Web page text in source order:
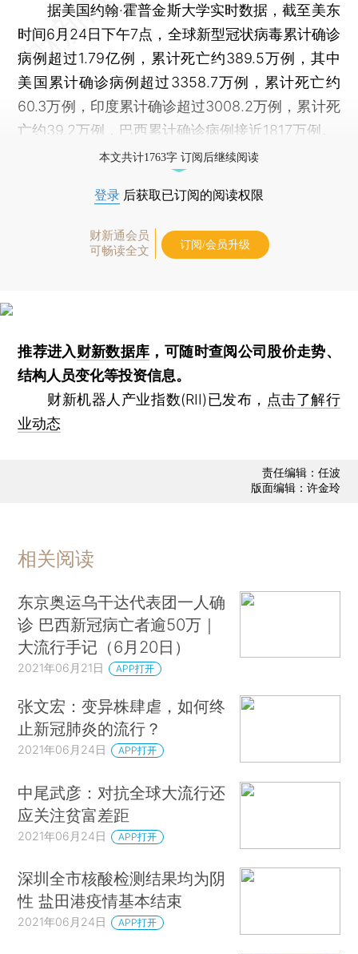
据美国约翰·霍普金斯大学实时数据，截至美东
时间6月24日下午7点，全球新型冠状病毒累计确诊
病例超过1.79亿例，累计死亡约389.5万例，其中
美国累计确诊病例超过3358.7万例，累计死亡约
60.3万例，印度累计确诊超过3008.2万例，累计死
亡约39.2万例，巴西累计确诊病例接近1817万例。
本文共计1763字 订阅后继续阅读
登录 后获取已订阅的阅读权限
财新通会员
可畅读全文
订阅/会员升级
推荐进入财新数据库 ，可随时查阅公司股价走势、
结构人员变化等投资信息。
财新机器人产业指数(RII)已发布， 点击了解行
业动态
责任编辑：任波
版面编辑：许金玲
相关阅读
东京奥运乌干达代表团一人确
诊 巴西新冠病亡者逾50万｜
大流行手记（6月20日）
2021年06月21日 APP打开
张文宏：变异株肆虐，如何终
止新冠肺炎的流行？
2021年06月24日 APP打开
中尾武彦：对抗全球大流行还
应关注贫富差距
2021年06月24日 APP打开
深圳全市核酸检测结果均为阴
性 盐田港疫情基本结束
2021年06月24日 APP打开